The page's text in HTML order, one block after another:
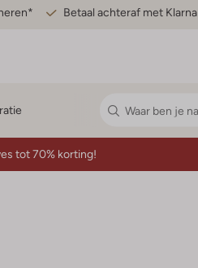
Betaal achteraf met Klarna
tot 70% korting!